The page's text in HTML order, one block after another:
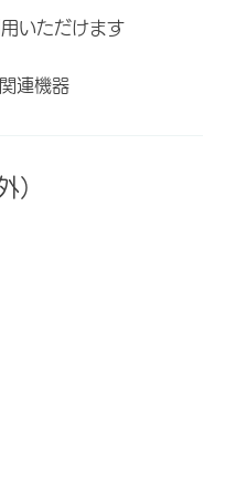
いただけます
連機器
）